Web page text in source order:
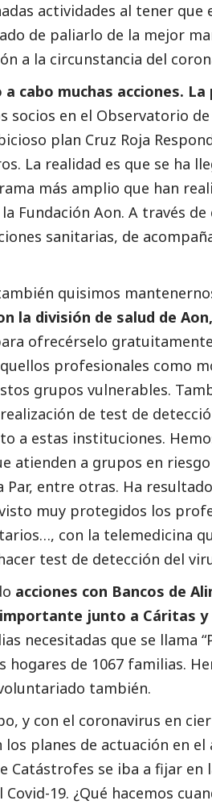
actividades al tener
de paliarlo de la mejor
a la circunstancia del
cabo muchas acciones.
socios en el Observatorio
plan Cruz Roja
La realidad es que se ha
más amplio que han
Fundación Aon. A través
sanitarias, de
quisimos
la división de salud de
ofrecérselo
profesionales como
grupos vulnerables.
de test de
a estas instituciones.
atienden a grupos en
Par, entre otras. Ha
muy protegidos los
con la telemedicina
test de detección del
acciones con Bancos de
junto a Cáritas
necesitadas que se llama
hogares de 1067 familias.
también.
y con el coronavirus en
planes de actuación en el
Catástrofes se iba a fijar en
19. ¿Qué hacemos